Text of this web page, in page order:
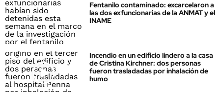
Fentanilo contaminado: excarcelaron a
las dos exfuncionarias de la ANMAT y el
INAME
Incendio en un edificio lindero a la casa
de Cristina Kirchner: dos personas
fueron trasladadas por inhalación de
humo